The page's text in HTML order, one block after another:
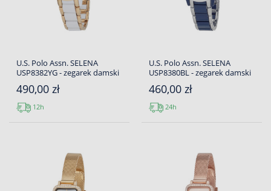
U.S. Polo Assn. SELENA
USP8382YG - zegarek damski
490,00 zł
12h
U.S. Polo Assn. SELENA
USP8380BL - zegarek damski
460,00 zł
24h